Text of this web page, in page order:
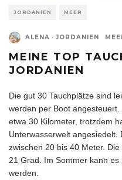
JORDANIEN MEER
ALENA · JORDANIEN
MEINE TOP
JORDANIEN
Die gut 30 Tauchplätze sind
werden per Boot
etwa 30 Kilometer, trotzdem
Unterwasserwelt angesiedelt.
zwischen 20 bis 40 Meter.
21 Grad. Im Sommer kann
werden.